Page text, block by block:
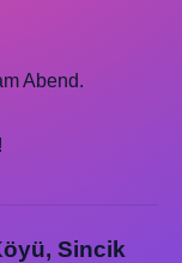
Abend.
Sincik